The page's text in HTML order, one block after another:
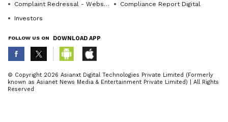
ಪೋಷಕರಿಗೂ ಕೂಡ ಕಲಿಕೆಯಾಗಿದೆ. ಗಡ್ಡೆ ಗೆಣಸುಗಳು ನಮ್ಮ
ದಿನನಿತ್ಯದ ಅಡುಗೆಯ ಭಾಗವಾಗಬೇಕು ಎಂದರು.
ರೋಟರಿ ಕ್ಲಬ್‌ ಕಾರ್ಯದರ್ಶಿ ಎ.ವಿ. ಸಂಕನೂರ
ABOUT THE AUTHOR
K KannadaprabhaNewsNetwork
Complaint Redressal - Website
Compliance Report Digital
Investors
FOLLOW US ON DOWNLOAD APP
© Copyright 2026 Asianxt Digital Technologies Private Limited (Formerly
known as Asianet News Media & Entertainment Private Limited) | All Rights
Reserved